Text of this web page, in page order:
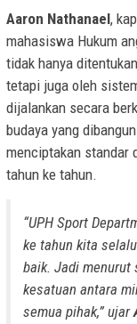
Aaron Nathanael,
mahasiswa Hukum
tidak hanya
tetapi juga oleh
dijalankan secara
budaya yang
menciptakan standar
tahun ke tahun.
“UPH Sport
ke tahun kita
baik. Jadi menurut
kesatuan antara
semua pihak,” ujar